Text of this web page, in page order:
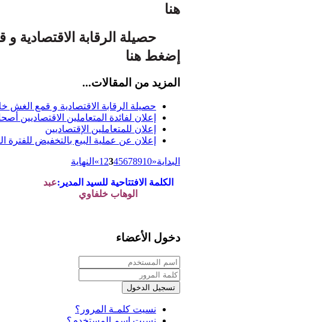
هنا
إضغط هنا
المزيد من المقالات...
حصيلة الرقابة الاقتصادية و قمع الغش
إعلان لفائدة المتعاملين الاقتصاديين
إعلان للمتعاملين الإقتصاديين
إعلان عن عملية البيع بالتخفيض للفترة
البداية«
1 2345678910
» النهاية
الكلمة الافتتاحية للسيد المدير:عبد
الوهاب خلفاوي
دخول الأعضاء
تسجيل الدخول
نسيت كلمـة المرور؟